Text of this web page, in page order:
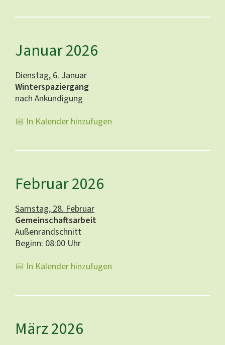
Januar 2026
Dienstag, 6. Januar
Winterspaziergang
nach Ankündigung
📅 In Kalender hinzufügen
Februar 2026
Samstag, 28. Februar
Gemeinschaftsarbeit
Außenrandschnitt
Beginn: 08:00 Uhr
📅 In Kalender hinzufügen
März 2026